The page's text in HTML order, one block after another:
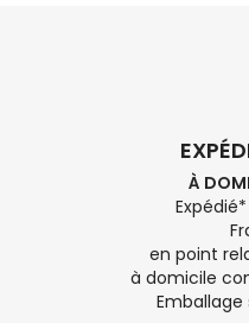
À
en point
à domicile